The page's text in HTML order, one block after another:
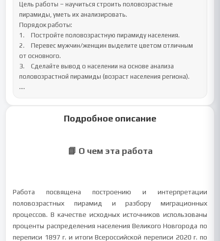
Цель работы – научиться строить половозрастные
пирамиды, уметь их анализировать.
Порядок работы:
1.	Постройте половозрастную пирамиду населения.
2.	Перевес мужчин/женщин выделите цветом отличным
от основного.
3.	Сделайте вывод о населении на основе анализа
половозрастной пирамиды (возраст населения региона).
....
Подробное описание
📘 О чем эта работа
Работа посвящена построению и интерпретации
половозрастных пирамид и разбору миграционных
процессов. В качестве исходных источников использованы
проценты распределения населения Великого Новгорода по
переписи 1897 г. и итоги Всероссийской переписи 2020 г. по